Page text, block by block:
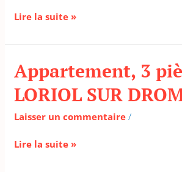
Lire la suite »
Appartement, 3
LORIOL SUR
Laisser un commentaire /
Appartement,
3
pièces
LORIOL
SUR
Lire la suite »